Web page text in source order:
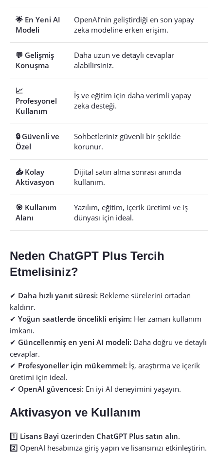
🌟 En Yeni AI
Modeli
OpenAI’nin geliştirdiği en son yapay
zeka modeline erken erişim.
💬 Gelişmiş
Konuşma
Daha uzun ve detaylı cevaplar
alabilirsiniz.
📈
Profesyonel
Kullanım
İş ve eğitim için daha verimli yapay
zeka desteği.
🔒 Güvenli ve
Özel
Sohbetleriniz güvenli bir şekilde
korunur.
📥 Kolay
Aktivasyon
Dijital satın alma sonrası anında
kullanım.
🎯 Kullanım
Alanı
Yazılım, eğitim, içerik üretimi ve iş
dünyası için ideal.
Neden ChatGPT Plus Tercih
Etmelisiniz?
✔ Daha hızlı yanıt süresi: Bekleme sürelerini ortadan
kaldırır.
✔ Yoğun saatlerde öncelikli erişim: Her zaman kullanım
imkanı.
✔ Güncellenmiş en yeni AI modeli: Daha doğru ve detaylı
cevaplar.
✔ Profesyoneller için mükemmel: İş, araştırma ve içerik
üretimi için ideal.
✔ OpenAI güvencesi: En iyi AI deneyimini yaşayın.
Aktivasyon ve Kullanım
1️⃣ Lisans Bayi üzerinden ChatGPT Plus satın alın.
2️⃣ OpenAI hesabınıza giriş yapın ve lisansınızı etkinleştirin.